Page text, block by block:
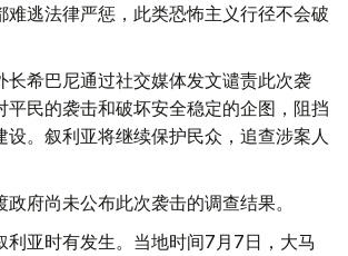
难逃法律严惩，此类恐怖主义行径不会破
长希巴尼通过社交媒体发文谴责此次袭
平民的袭击和破坏安全稳定的企图，阻挡
设。叙利亚将继续保护民众，追查涉案人
府尚未公布此次袭击的调查结果。
利亚时有发生。当地时间7月7日，大马